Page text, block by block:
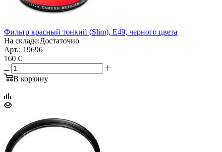
Фильтр красный тонкий (Slim), E49, черного цвета
На складе:Достаточно
Арт.: 19696
160 €
В корзину